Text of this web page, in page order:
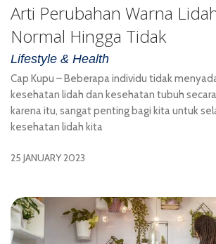
Arti Perubahan Warna
Normal Hingga Tidak
Lifestyle & Health
Cap Kupu – Beberapa individu tidak
kesehatan lidah dan kesehatan tubuh
karena itu, sangat penting bagi kita untuk
kesehatan lidah kita
25 JANUARY 2023